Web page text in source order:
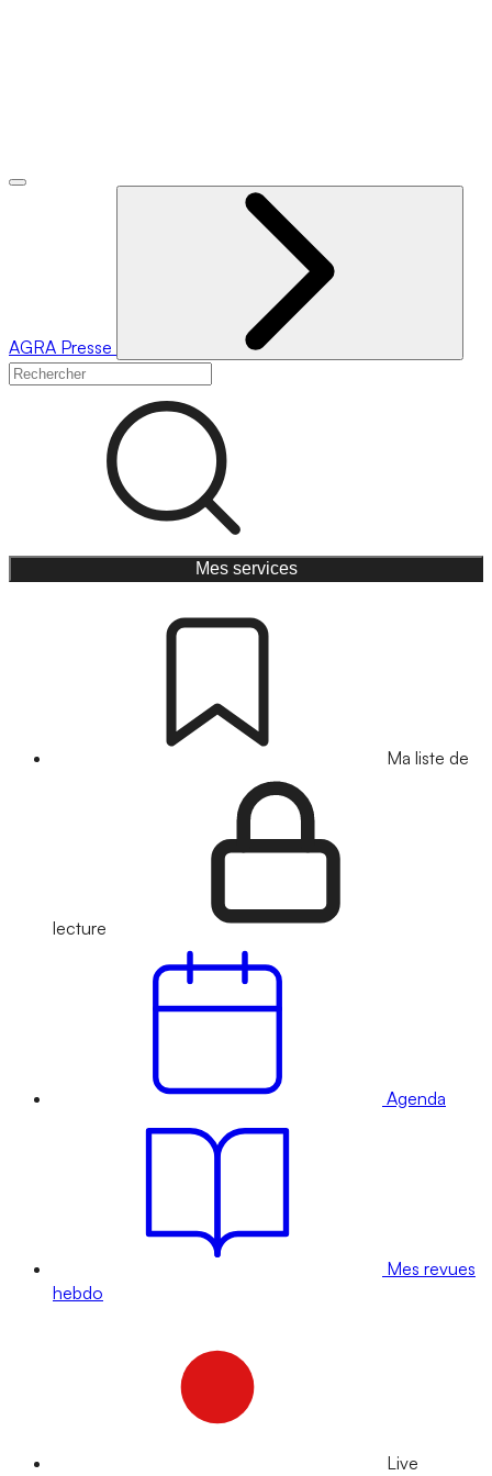
AGRA Presse
Mes services
Ma liste de
lecture
Agenda
Mes revues
hebdo
Live